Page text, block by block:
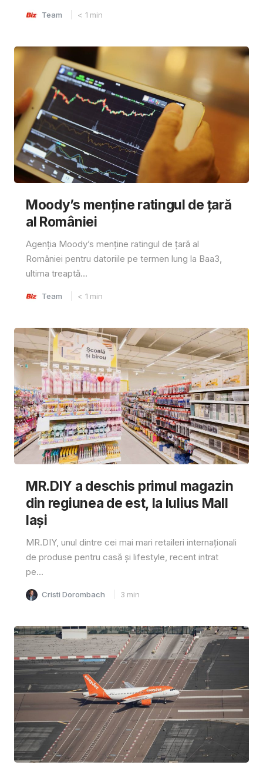
Team < 1 min
Moody’s menține ratingul de țară
al României
Agenția Moody’s menține ratingul de țară al
României pentru datoriile pe termen lung la Baa3,
ultima treaptă...
Team < 1 min
MR.DIY a deschis primul magazin
din regiunea de est, la Iulius Mall
Iași
MR.DIY, unul dintre cei mai mari retaileri internaționali
de produse pentru casă și lifestyle, recent intrat
pe...
Cristi Dorombach 3 min